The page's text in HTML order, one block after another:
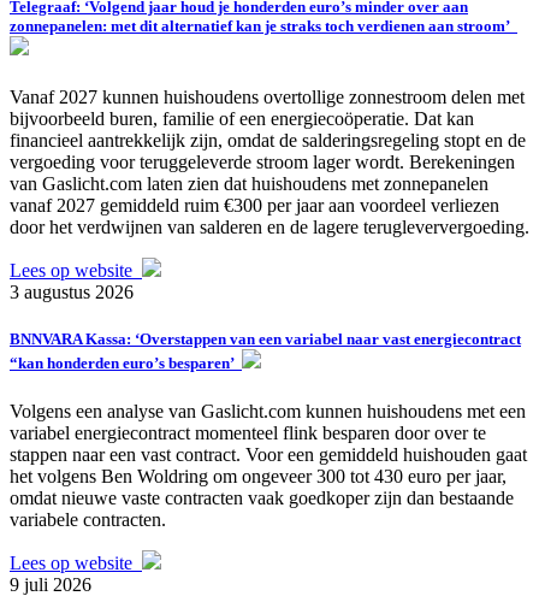
Telegraaf: ‘Volgend jaar houd je honderden euro’s minder over aan
zonnepanelen: met dit alternatief kan je straks toch verdienen aan stroom’
Vanaf 2027 kunnen huishoudens overtollige zonnestroom delen met
bijvoorbeeld buren, familie of een energiecoöperatie. Dat kan
financieel aantrekkelijk zijn, omdat de salderingsregeling stopt en de
vergoeding voor teruggeleverde stroom lager wordt. Berekeningen
van Gaslicht.com laten zien dat huishoudens met zonnepanelen
vanaf 2027 gemiddeld ruim €300 per jaar aan voordeel verliezen
door het verdwijnen van salderen en de lagere terugleververgoeding.
Lees op website
3 augustus 2026
BNNVARA Kassa: ‘Overstappen van een variabel naar vast energiecontract
“kan honderden euro’s besparen’
Volgens een analyse van Gaslicht.com kunnen huishoudens met een
variabel energiecontract momenteel flink besparen door over te
stappen naar een vast contract. Voor een gemiddeld huishouden gaat
het volgens Ben Woldring om ongeveer 300 tot 430 euro per jaar,
omdat nieuwe vaste contracten vaak goedkoper zijn dan bestaande
variabele contracten.
Lees op website
9 juli 2026